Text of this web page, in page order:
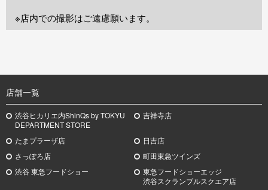
※店内での撮影はご遠慮願います。
店舗一覧
渋谷ヒカリエ内ShinQs by TOKYU
DEPARTMENT STORE
吉祥寺店
たまプラーザ店
日吉店
さっぽろ店
町田東急ツインズ
渋谷 東急フードショー
東急フードショーエッジ
渋谷スクランブルスクエア店